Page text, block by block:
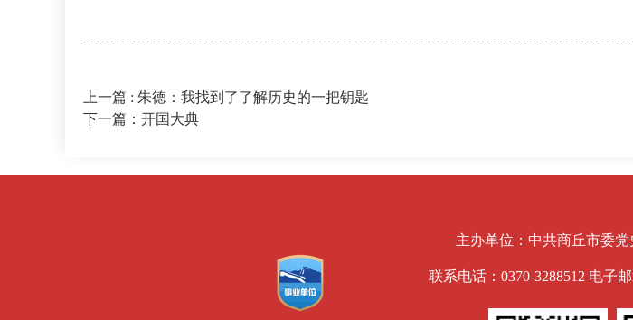
上一篇 : 朱德：我找到了了解历史的一把钥匙
下一篇：开国大典
主办单位：中共商丘市委
联系电话：0370-3288512 电子